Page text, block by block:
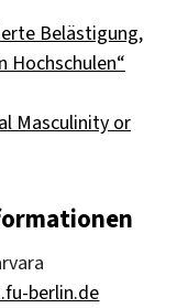
Belästigung,
Hochschulen“
Masculinity or
berlin.de